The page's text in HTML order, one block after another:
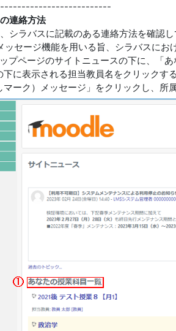
連絡方法
シラバスに記載のある連絡方法を確認
ッセージ機能を用いる旨、シラバスに
ページのサイトニュースの下に、「あ
に表示される担当教員名をクリックする
ーク）メッセージ」をクリックし、所